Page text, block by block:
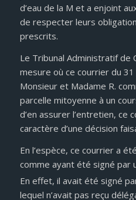
d’eau de la M et a enjoint
de respecter leurs
prescrits.
Le Tribunal Administratif de
mesure où ce courrier du
Monsieur et Madame R.
parcelle mitoyenne à un
d’en assurer l’entretien, ce
caractère d’une décision
En l’espèce, ce courrier a
comme ayant été signé par
En effet, il avait été signé
lequel n’avait pas reçu